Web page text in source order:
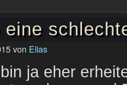
eine
von Elias
ja eher